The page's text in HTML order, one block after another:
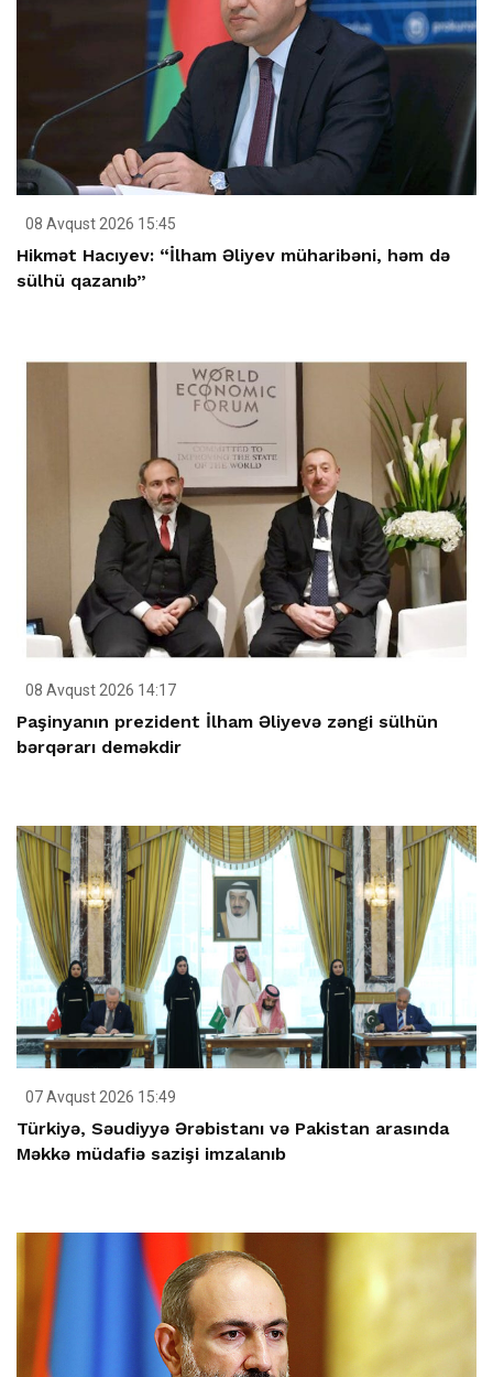
08 Avqust 2026 15:45
Hikmət Hacıyev: “İlham Əliyev müharibəni, həm də
sülhü qazanıb”
08 Avqust 2026 14:17
Paşinyanın prezident İlham Əliyevə zəngi sülhün
bərqərarı deməkdir
07 Avqust 2026 15:49
Türkiyə, Səudiyyə Ərəbistanı və Pakistan arasında
Məkkə müdafiə sazişi imzalanıb